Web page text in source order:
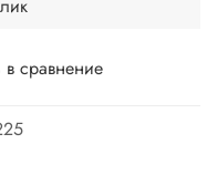
сравнение